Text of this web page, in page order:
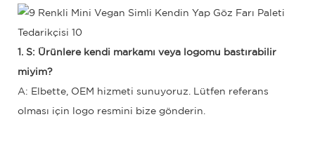
1. S: Ürünlere kendi markamı veya logomu bastırabilir
miyim?
A: Elbette, OEM hizmeti sunuyoruz. Lütfen referans
olması için logo resmini bize gönderin.